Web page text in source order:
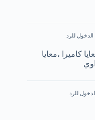
للرد
كاميرا ،معايا
للرد